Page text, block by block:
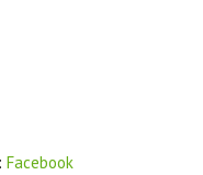
Facebook